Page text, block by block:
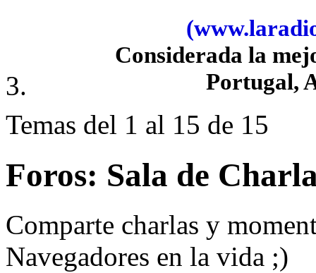
Considerada la
Portugal,
Temas del 1 al 15 de 15
Foros: Sala de
Comparte charlas y
Navegadores en la vida ;)